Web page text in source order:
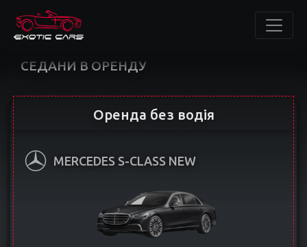
СЕДАНИ В ОРЕНДУ
Оренда без водія
MERCEDES S-CLASS NEW